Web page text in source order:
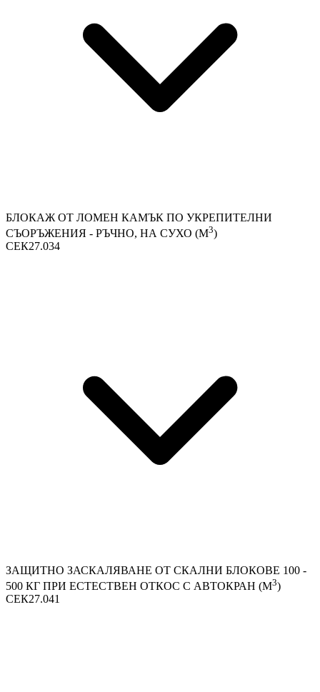
БЛОКАЖ ОТ ЛОМЕН КАМЪК ПО УКРЕПИТЕЛНИ
СЪОРЪЖЕНИЯ - РЪЧНО, НА СУХО (М3)
СЕК27.034
ЗАЩИТНО ЗАСКАЛЯВАНЕ ОТ СКАЛНИ БЛОКОВЕ 100 -
500 КГ ПРИ ЕСТЕСТВЕН ОТКОС С АВТОКРАН (М3)
СЕК27.041